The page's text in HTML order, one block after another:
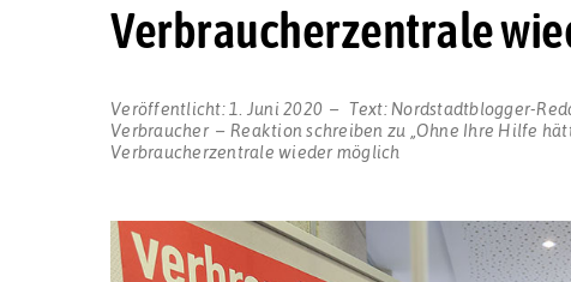
Verbraucherzentrale
Veröffentlicht: 1. Juni 2020 Text: Nordstadtblogger-
Verbraucher
Reaktion schreiben zu „Ohne Ihre Hilfe
Verbraucherzentrale wieder möglich